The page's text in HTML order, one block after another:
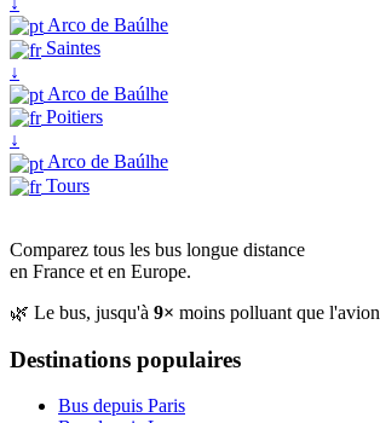
Arco de Baúlhe
Saintes
↓
Arco de Baúlhe
Poitiers
↓
Arco de Baúlhe
Tours
Comparez tous les bus longue distance
en France et en Europe.
🌿 Le bus, jusqu'à 9× moins polluant que l'avion
Destinations populaires
Bus depuis Paris